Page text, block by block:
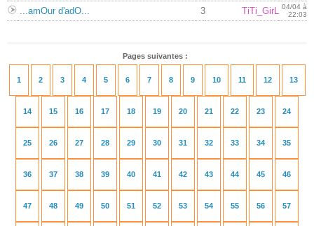
...amOur d'adO... 3 TiTi_GirL 04/04 à
22:03
Pages suivantes :
1 2 3 4 5 6 7 8 9 10 11 12 13
14 15 16 17 18 19 20 21 22 23 24
25 26 27 28 29 30 31 32 33 34 35
36 37 38 39 40 41 42 43 44 45 46
47 48 49 50 51 52 53 54 55 56 57